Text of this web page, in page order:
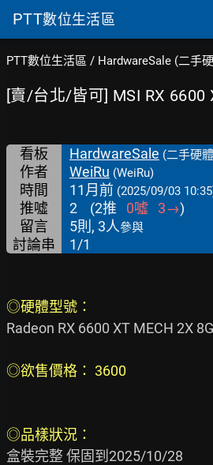
PTT數位生活區
PTT數位生活區 / HardwareSale (二手
[賣/台北/皆可] MSI RX 6600
看板 HardwareSale (二手硬
作者 WeiRu (WeiRu)
時間 11月前 (2025/09/03
推噓 2 (2推 0噓 3→)
留言
5則, 3人參與
討論串 1/1
◎硬體型號：
Radeon RX 6600 XT MECH 2X
◎欲售價格： 3600
◎品樣狀況：
盒裝完整 保固到2025/10/28